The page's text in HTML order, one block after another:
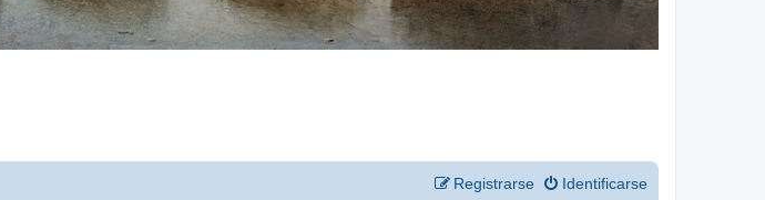
Identificarse
Registrarse